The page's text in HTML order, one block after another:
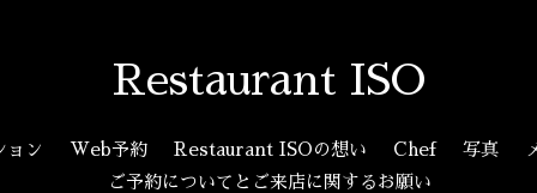
Restaurant ISO
ョン Web予約 Restaurant ISOの想い Chef 写真
ご予約についてとご来店に関するお願い